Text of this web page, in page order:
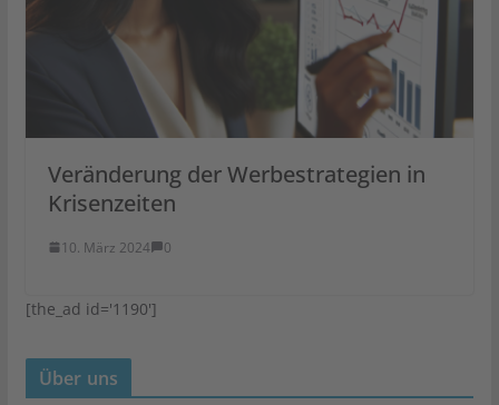
Veränderung der Werbestrategien in
Krisenzeiten
10. März 2024 0
[the_ad id='1190']
Über uns